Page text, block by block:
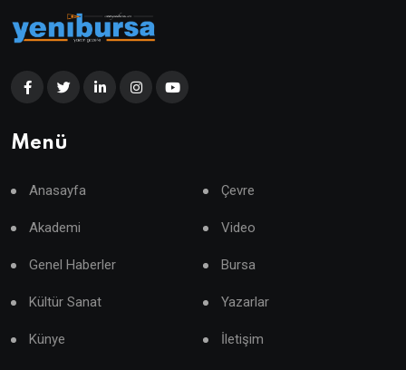
Menü
Anasayfa Çevre
Akademi Video
Genel Haberler Bursa
Kültür Sanat Yazarlar
Künye İletişim